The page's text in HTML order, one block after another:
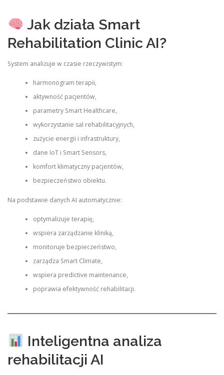
Jak działa Smart
Rehabilitation Clinic AI?
System analizuje w czasie rzeczywistym:
harmonogram terapii,
aktywność pacjentów,
parametry Smart Healthcare,
wykorzystanie sal rehabilitacyjnych,
zużycie energii i infrastruktury,
dane IoT i Smart Sensors,
komfort klimatyczny pacjentów,
bezpieczeństwo obiektu.
Na podstawie danych AI automatycznie:
optymalizuje terapię,
wspiera zarządzanie kliniką,
monitoruje bezpieczeństwo,
zarządza Smart Climate,
wspiera predictive maintenance,
poprawia efektywność rehabilitacji.
Inteligentna analiza
rehabilitacji AI